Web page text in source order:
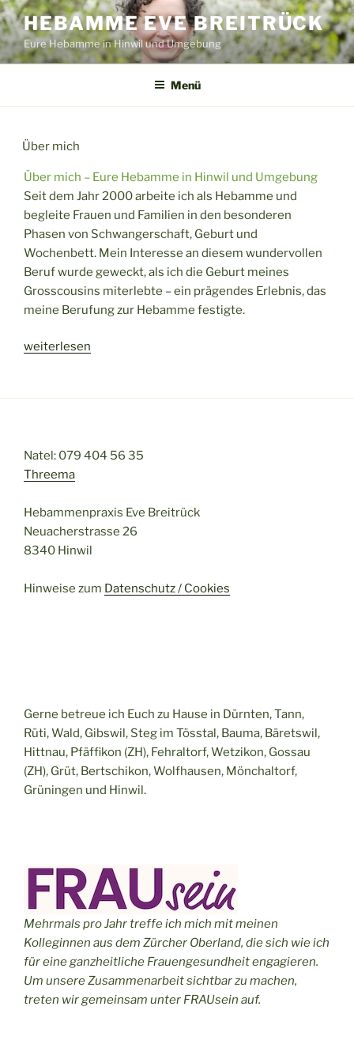
Zum
Inhalt
springen
HEBAMME EVE BREITRÜCK
Eure Hebamme in Hinwil und Umgebung
Menü
Über mich
Über mich – Eure Hebamme in Hinwil und Umgebung
Seit dem Jahr 2000 arbeite ich als Hebamme und
begleite Frauen und Familien in den besonderen
Phasen von Schwangerschaft, Geburt und
Wochenbett. Mein Interesse an diesem wundervollen
Beruf wurde geweckt, als ich die Geburt meines
Grosscousins miterlebte – ein prägendes Erlebnis, das
meine Berufung zur Hebamme festigte.
„Über
weiterlesen
Natel: 079 404 56 35
Threema
Hebammenpraxis Eve Breitrück
Neuacherstrasse 26
8340 Hinwil
Hinweise zum Datenschutz / Cookies
Gerne betreue ich Euch zu Hause in Dürnten, Tann,
Rüti, Wald, Gibswil, Steg im Tösstal, Bauma, Bäretswil,
Hittnau, Pfäffikon (ZH), Fehraltorf, Wetzikon, Gossau
(ZH), Grüt, Bertschikon, Wolfhausen, Mönchaltorf,
Grüningen und Hinwil.
Mehrmals pro Jahr treffe ich mich mit meinen
Kolleginnen aus dem Zürcher Oberland, die sich wie ich
für eine ganzheitliche Frauengesundheit engagieren.
Um unsere Zusammenarbeit sichtbar zu machen,
treten wir gemeinsam unter FRAUsein auf.